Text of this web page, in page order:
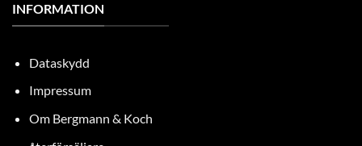
INFORMATION
Dataskydd
Impressum
Om Bergmann & Koch